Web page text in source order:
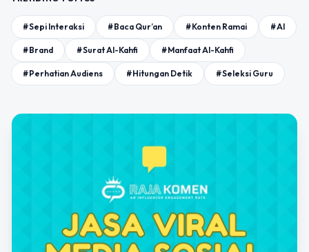
#Sepi Interaksi #Baca Qur’an #Konten Ramai #AI
#Brand #Surat Al-Kahfi #Manfaat Al-Kahfi
#Perhatian Audiens #Hitungan Detik #Seleksi Guru